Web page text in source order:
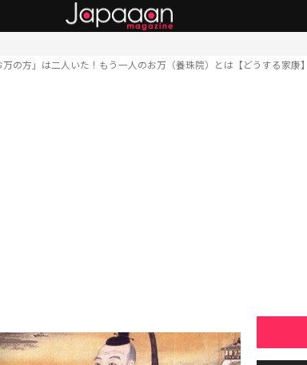
の方」は二人いた！もう一人のお万（養珠院）とは【どうする家康】